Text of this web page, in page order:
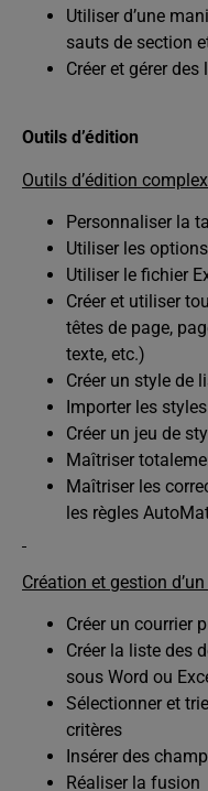
Utiliser d’une
sauts de section
Créer et gérer
Outils d’édition
Outils d’édition
Personnaliser la
Utiliser les
Utiliser le fichier
Créer et utiliser
têtes de page,
texte, etc.)
Créer un style de
Importer les
Créer un jeu de
Maîtriser
Maîtriser les
les règles
Création et gestion
Créer un courrier
Créer la liste des
sous Word ou
Sélectionner et
critères
Insérer des
Réaliser la fusion